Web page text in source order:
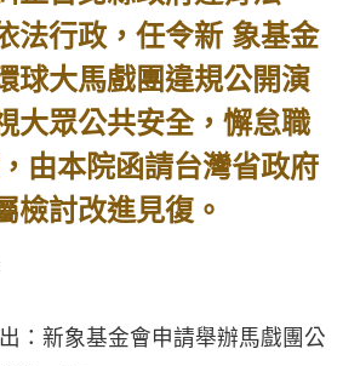
法行政，任令新 象基金
球大馬戲團違規公開演
大眾公共安全，懈怠職
由本院函請台灣省政府
檢討改進見復。
新象基金會申請舉辦馬戲團公